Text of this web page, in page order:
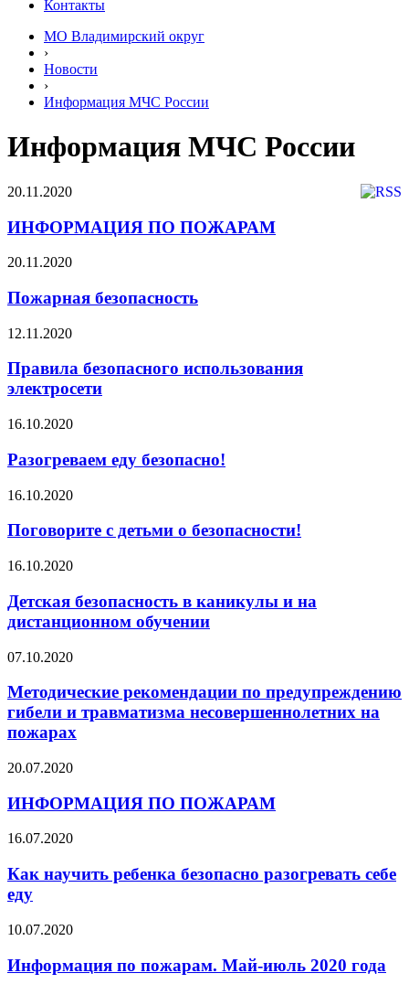
Контакты
МО Владимирский округ
›
Новости
›
Информация МЧС России
Информация МЧС России
20.11.2020
ИНФОРМАЦИЯ ПО ПОЖАРАМ
20.11.2020
Пожарная безопасность
12.11.2020
Правила безопасного использования
электросети
16.10.2020
Разогреваем еду безопасно!
16.10.2020
Поговорите с детьми о безопасности!
16.10.2020
Детская безопасность в каникулы и на
дистанционном обучении
07.10.2020
Методические рекомендации по предупреждению
гибели и травматизма несовершеннолетних на
пожарах
20.07.2020
ИНФОРМАЦИЯ ПО ПОЖАРАМ
16.07.2020
Как научить ребенка безопасно разогревать себе
еду
10.07.2020
Информация по пожарам. Май-июль 2020 года